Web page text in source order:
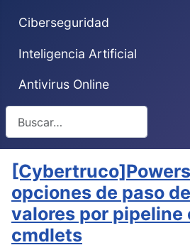
Ciberseguridad
Inteligencia Artificial
Antivirus Online
opciones de paso
valores por pipeline
cmdlets